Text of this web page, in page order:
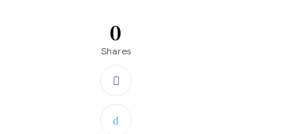
0
Shares